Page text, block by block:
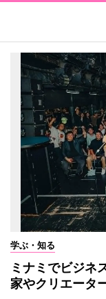
学ぶ・知る
ミナミでビジネ
家やクリエータ